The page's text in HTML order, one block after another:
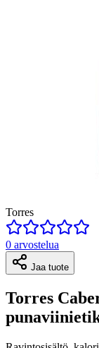
Torres
0 arvostelua
Jaa tuote
Torres